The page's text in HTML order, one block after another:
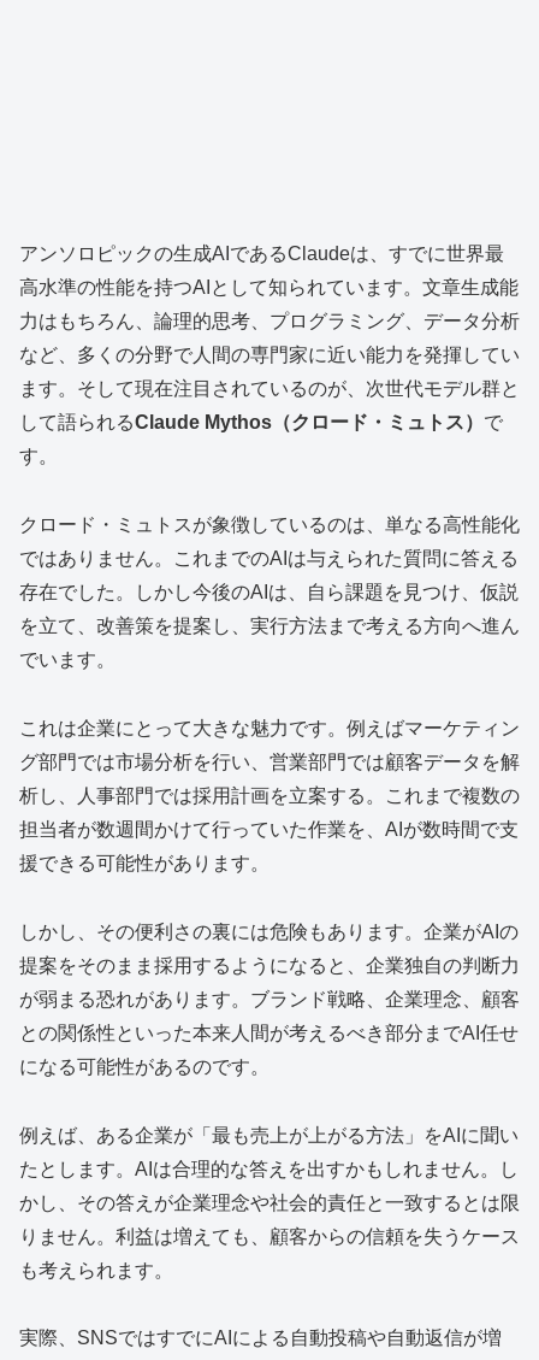
アンソロピックの生成AIであるClaudeは、すでに世界最
高水準の性能を持つAIとして知られています。文章生成能
力はもちろん、論理的思考、プログラミング、データ分析
など、多くの分野で人間の専門家に近い能力を発揮してい
ます。そして現在注目されているのが、次世代モデル群と
して語られるClaude Mythos（クロード・ミュトス） で
す。
クロード・ミュトスが象徴しているのは、単なる高性能化
ではありません。これまでのAIは与えられた質問に答える
存在でした。しかし今後のAIは、自ら課題を見つけ、仮説
を立て、改善策を提案し、実行方法まで考える方向へ進ん
でいます。
これは企業にとって大きな魅力です。例えばマーケティン
グ部門では市場分析を行い、営業部門では顧客データを解
析し、人事部門では採用計画を立案する。これまで複数の
担当者が数週間かけて行っていた作業を、AIが数時間で支
援できる可能性があります。
しかし、その便利さの裏には危険もあります。企業がAIの
提案をそのまま採用するようになると、企業独自の判断力
が弱まる恐れがあります。ブランド戦略、企業理念、顧客
との関係性といった本来人間が考えるべき部分までAI任せ
になる可能性があるのです。
例えば、ある企業が「最も売上が上がる方法」をAIに聞い
たとします。AIは合理的な答えを出すかもしれません。し
かし、その答えが企業理念や社会的責任と一致するとは限
りません。利益は増えても、顧客からの信頼を失うケース
も考えられます。
実際、SNSではすでにAIによる自動投稿や自動返信が増